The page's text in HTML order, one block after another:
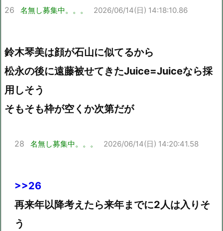
26 名無し募集中。。。 2026/06/14(日) 14:18:10.86
鈴木琴美は顔が石山に似てるから
松永の後に遠藤被せてきたJuice=Juiceなら採
用しそう
そもそも枠が空くか次第だが
28 名無し募集中。。。 2026/06/14(日) 14:20:41.58
>>26
再来年以降考えたら来年までに2人は入りそ
う